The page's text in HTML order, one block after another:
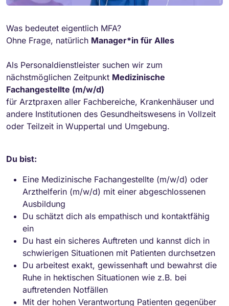
Was bedeutet eigentlich MFA?
Ohne Frage, natürlich Manager*in für Alles
Als Personaldienstleister suchen wir zum
nächstmöglichen Zeitpunkt Medizinische
Fachangestellte (m/w/d)
für Arztpraxen aller Fachbereiche, Krankenhäuser und
andere Institutionen des Gesundheitswesens in Vollzeit
oder Teilzeit in Wuppertal und Umgebung.
Du bist:
Eine Medizinische Fachangestellte (m/w/d) oder
Arzthelferin (m/w/d) mit einer abgeschlossenen
Ausbildung
Du schätzt dich als empathisch und kontaktfähig
ein
Du hast ein sicheres Auftreten und kannst dich in
schwierigen Situationen mit Patienten durchsetzen
Du arbeitest exakt, gewissenhaft und bewahrst die
Ruhe in hektischen Situationen wie z.B. bei
auftretenden Notfällen
Mit der hohen Verantwortung Patienten gegenüber